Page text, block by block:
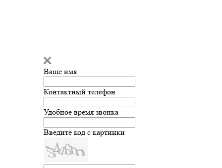
Ваше имя
Контактный телефон
Удобное время звонка
Введите код с картинки
Введите сообщение